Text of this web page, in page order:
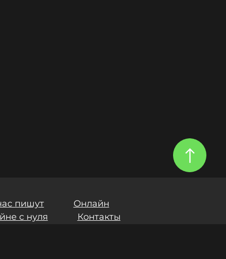
пишут
Онлайн
с нуля
Контакты